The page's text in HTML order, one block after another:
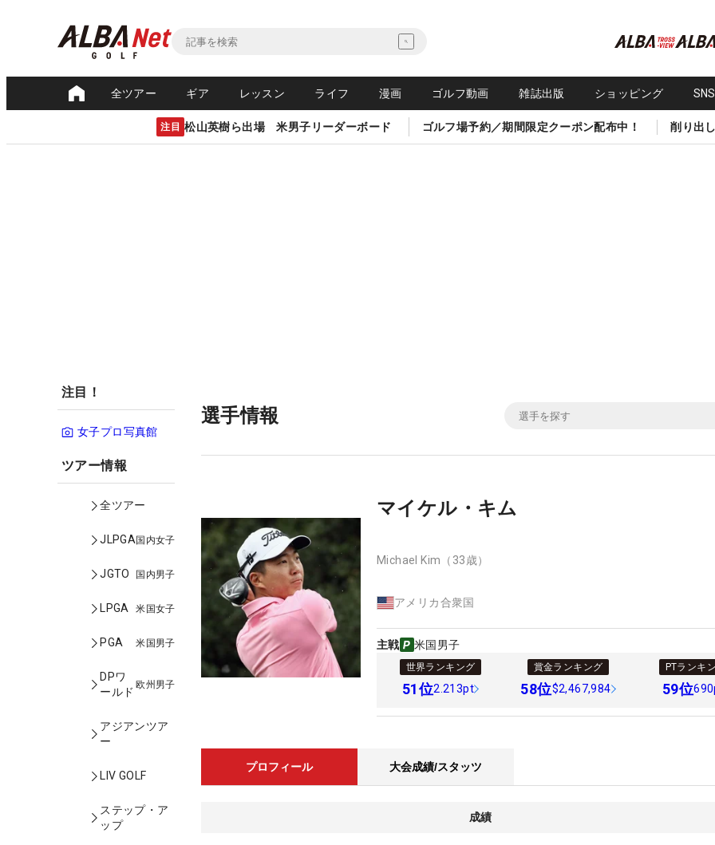
全ツアー ギア レッスン ライフ 漫画 ゴルフ動画 雑誌出版 ショッピング
注目 松山英樹ら出場 米男子リーダーボード ゴルフ場予約／期間限定クーポン配布中！ 削り出
注目！
女子プロ写真館
ツアー情報
全ツアー
JLPGA国内女子
JGTO 国内男子
LPGA 米国女子
PGA 米国男子
DPワ
ールド
欧州男子
アジアンツア
ー
LIV GOLF
ステップ・ア
ップ
選手情報
マイケル・キム
Michael Kim （33歳）
アメリカ合衆国
主戦 米国男子
世界ランキング
51位2.213pt
賞金ランキング
58位$2,467,984
PTランキ
59位
プロフィール 大会成績/スタッツ
成績